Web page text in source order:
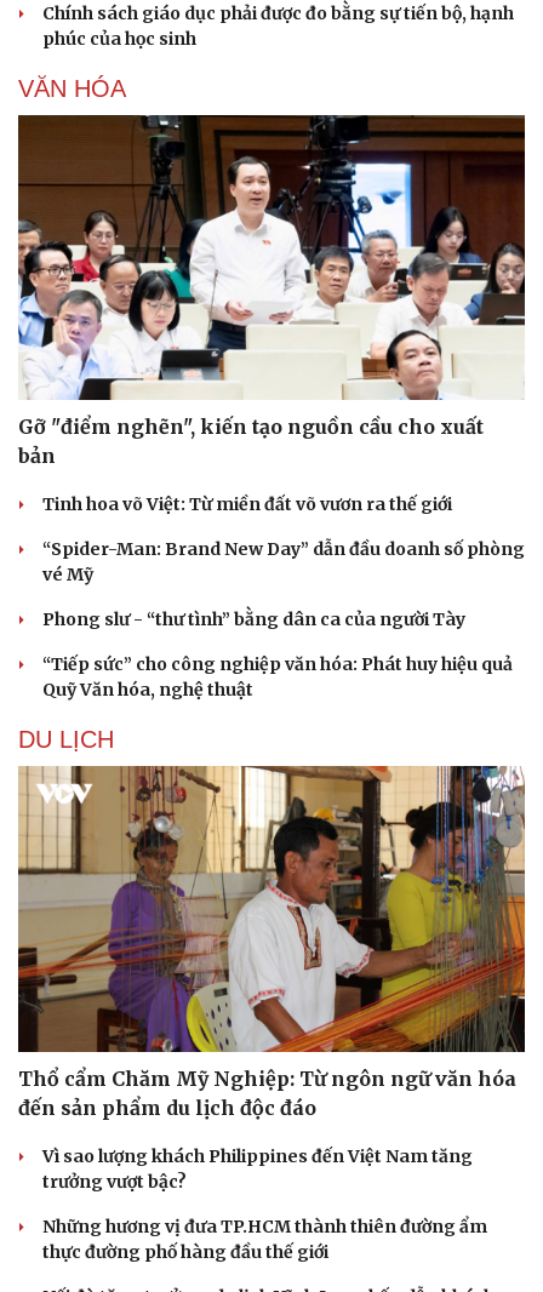
Văn hóa
Văn học
Di sản
Giải trí
Thời trang
Chính sách giáo dục phải được đo bằng sự tiến bộ, hạnh
phúc của học sinh
VĂN HÓA
Gỡ "điểm nghẽn", kiến tạo nguồn cầu cho xuất
bản
Tinh hoa võ Việt: Từ miền đất võ vươn ra thế giới
“Spider-Man: Brand New Day” dẫn đầu doanh số phòng
vé Mỹ
Phong slư - “thư tình” bằng dân ca của người Tày
“Tiếp sức” cho công nghiệp văn hóa: Phát huy hiệu quả
Quỹ Văn hóa, nghệ thuật
DU LỊCH
Thổ cẩm Chăm Mỹ Nghiệp: Từ ngôn ngữ văn hóa
đến sản phẩm du lịch độc đáo
Vì sao lượng khách Philippines đến Việt Nam tăng
trưởng vượt bậc?
Những hương vị đưa TP.HCM thành thiên đường ẩm
thực đường phố hàng đầu thế giới